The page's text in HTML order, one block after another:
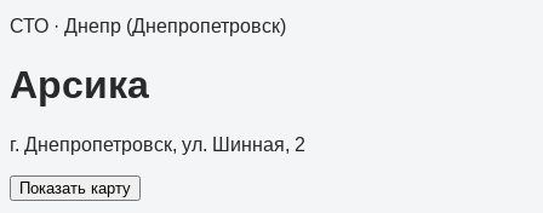
СТО · Днепр (Днепропетровск)
Арсика
г. Днепропетровск, ул. Шинная, 2
Показать карту